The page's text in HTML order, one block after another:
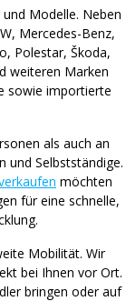
Modelle. Neben
Mercedes-Benz,
Polestar, Škoda,
weiteren Marken
sowie importierte
als auch an
und Selbstständige.
möchten
für eine schnelle,
Mobilität. Wir
bei Ihnen vor Ort.
bringen oder auf